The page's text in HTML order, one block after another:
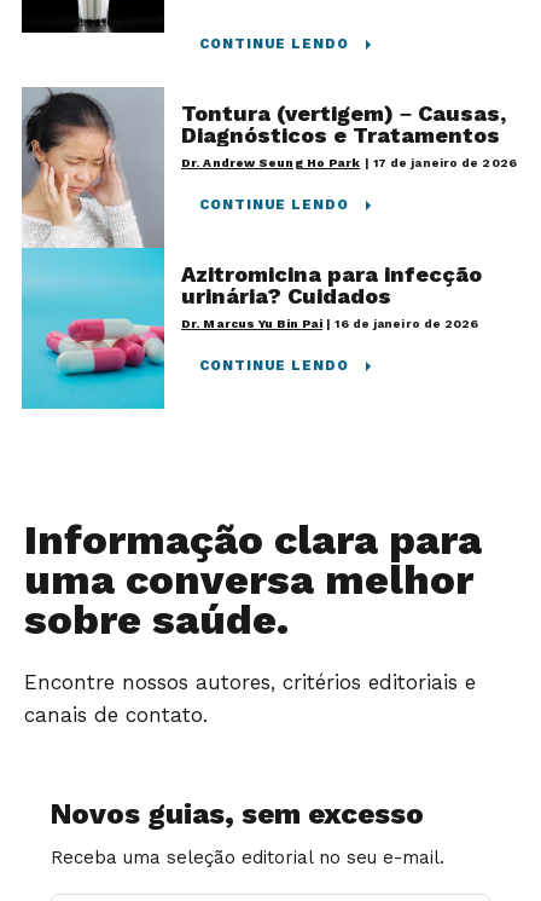
CONTINUE LENDO
Tontura (vertigem) – Causas,
Diagnósticos e Tratamentos
Dr. Andrew Seung Ho Park | 17 de janeiro de 2026
CONTINUE LENDO
Azitromicina para infecção
urinária? Cuidados
Dr. Marcus Yu Bin Pai |16 de janeiro de 2026
CONTINUE LENDO
Informação clara para
uma conversa melhor
sobre saúde.
Encontre nossos autores, critérios editoriais e
canais de contato.
Novos guias, sem excesso
Receba uma seleção editorial no seu e-mail.